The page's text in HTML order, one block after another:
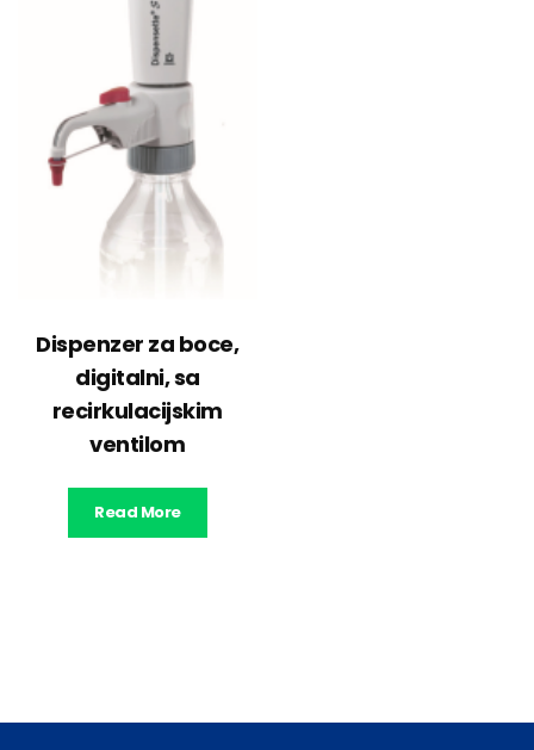
Dispenzer za boce,
digitalni, sa
recirkulacijskim
ventilom
Read More